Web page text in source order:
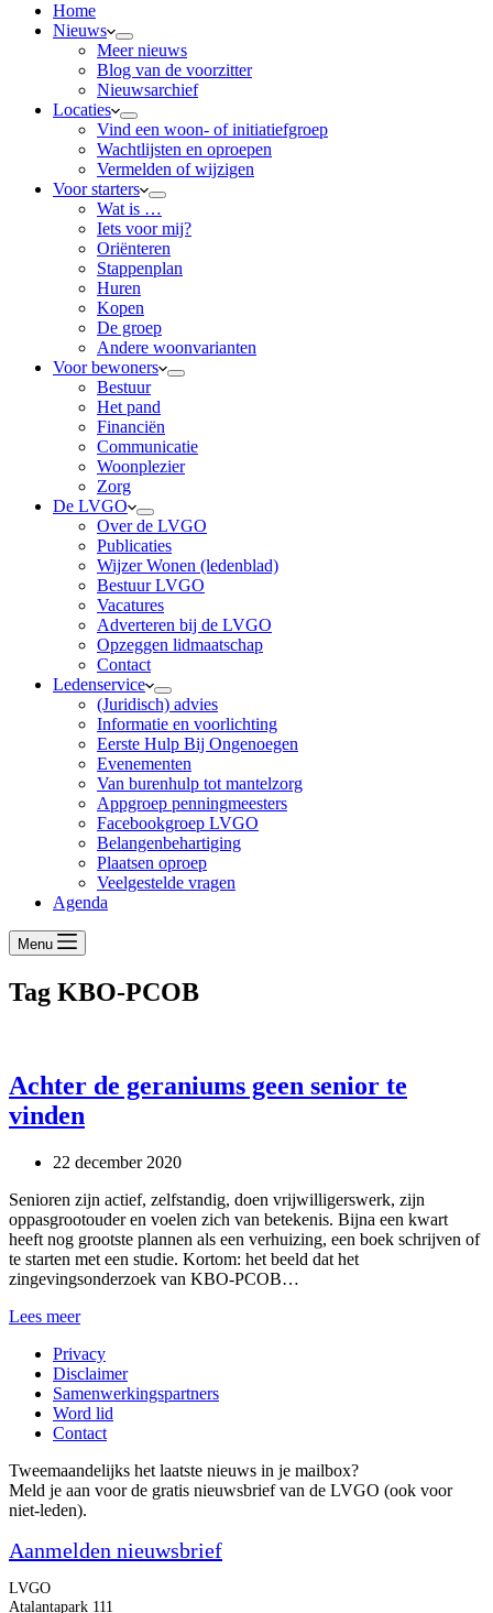
Home
Nieuws
Meer nieuws
Blog van de voorzitter
Nieuwsarchief
Locaties
Vind een woon- of initiatiefgroep
Wachtlijsten en oproepen
Vermelden of wijzigen
Voor starters
Wat is …
Iets voor mij?
Oriënteren
Stappenplan
Huren
Kopen
De groep
Andere woonvarianten
Voor bewoners
Bestuur
Het pand
Financiën
Communicatie
Woonplezier
Zorg
De LVGO
Over de LVGO
Publicaties
Wijzer Wonen (ledenblad)
Bestuur LVGO
Vacatures
Adverteren bij de LVGO
Opzeggen lidmaatschap
Contact
Ledenservice
(Juridisch) advies
Informatie en voorlichting
Eerste Hulp Bij Ongenoegen
Evenementen
Van burenhulp tot mantelzorg
Appgroep penningmeesters
Facebookgroep LVGO
Belangenbehartiging
Plaatsen oproep
Veelgestelde vragen
Agenda
Menu
Tag KBO-PCOB
Achter de geraniums geen senior te
vinden
22 december 2020
Senioren zijn actief, zelfstandig, doen vrijwilligerswerk, zijn
oppasgrootouder en voelen zich van betekenis. Bijna een kwart
heeft nog grootste plannen als een verhuizing, een boek schrijven of
te starten met een studie. Kortom: het beeld dat het
zingevingsonderzoek van KBO-PCOB…
Lees meerAchter
geraniums
geen
senior
te
vinden
Privacy
Disclaimer
Samenwerkingspartners
Word lid
Contact
Tweemaandelijks het laatste nieuws in je mailbox?
Meld je aan voor de gratis nieuwsbrief van de LVGO (ook voor
niet-leden).
Aanmelden nieuwsbrief
LVGO
Atalantapark 111